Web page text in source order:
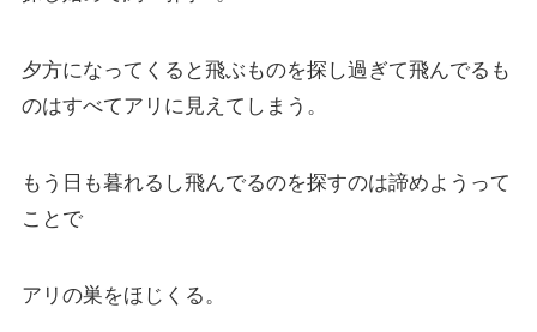
夕方になってくると飛ぶものを探し過ぎて飛んでるも
のはすべてアリに見えてしまう。
もう日も暮れるし飛んでるのを探すのは諦めようって
ことで
アリの巣をほじくる。